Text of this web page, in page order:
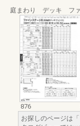
庭まわり デッキ ファ
876
お探しのページは